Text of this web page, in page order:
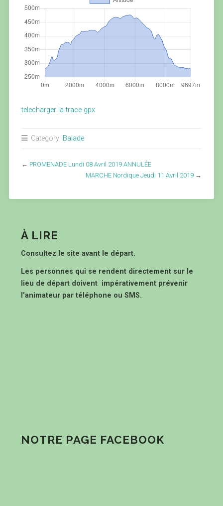
telecharger la trace gpx
Category: Balade
← PROMENADE Lundi 08 Avril 2019 ANNULÉE
MARCHE Nordique Jeudi 11 Avril 2019 →
À LIRE
Consultez le site avant le départ.
Les personnes qui se rendent directement sur le
lieu de départ doivent impérativement prévenir
l’animateur par téléphone ou SMS.
NOTRE PAGE FACEBOOK